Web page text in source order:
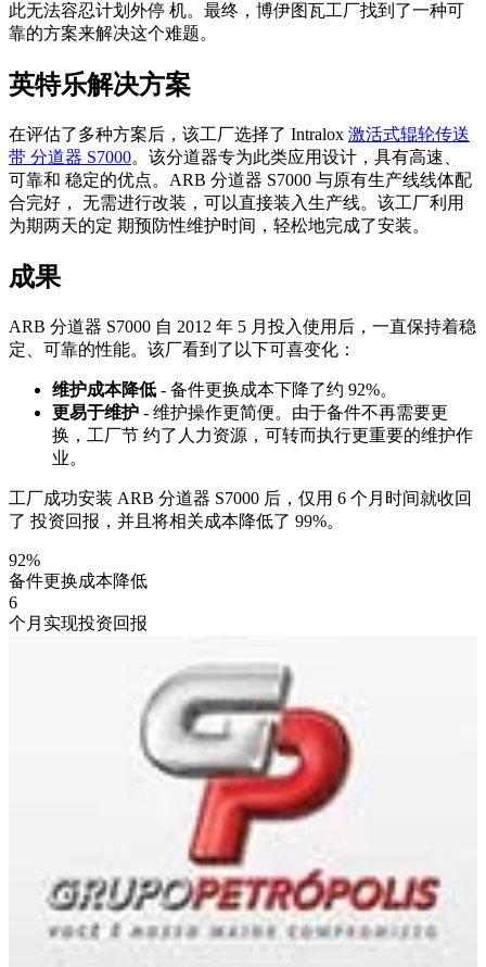
此无法容忍计划外停 机。最终，博伊图瓦工厂找到了一种可
靠的方案来解决这个难题。
英特乐解决方案
在评估了多种方案后，该工厂选择了 Intralox 激活式辊轮传送
带 分道器 S7000。该分道器专为此类应用设计，具有高速、
可靠和 稳定的优点。ARB 分道器 S7000 与原有生产线线体配
合完好， 无需进行改装，可以直接装入生产线。该工厂利用
为期两天的定 期预防性维护时间，轻松地完成了安装。
成果
ARB 分道器 S7000 自 2012 年 5 月投入使用后，一直保持着稳
定、可靠的性能。该厂看到了以下可喜变化：
维护成本降低 - 备件更换成本下降了约 92%。
更易于维护 - 维护操作更简便。由于备件不再需要更
换，工厂节 约了人力资源，可转而执行更重要的维护作
业。
工厂成功安装 ARB 分道器 S7000 后，仅用 6 个月时间就收回
了 投资回报，并且将相关成本降低了 99%。
92%
备件更换成本降低
6
个月实现投资回报